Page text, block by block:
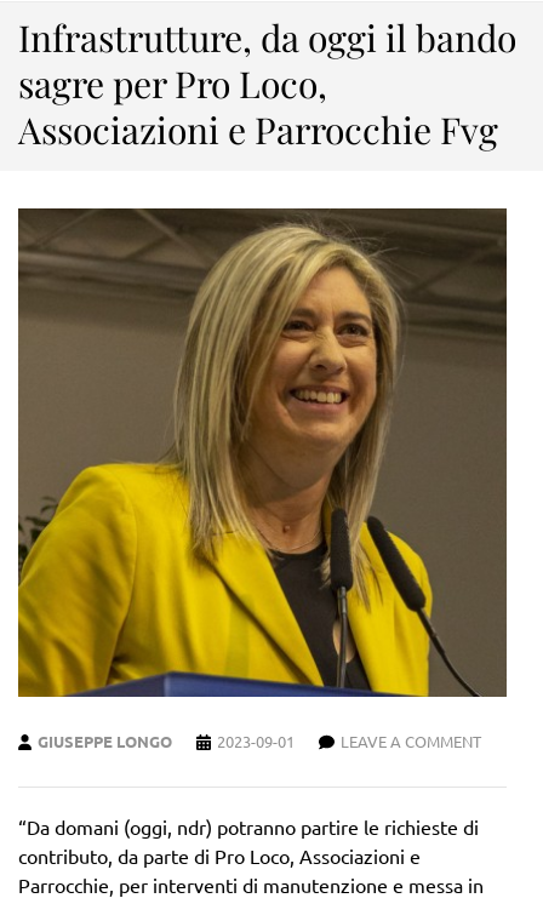
Infrastrutture, da oggi il bando
sagre per Pro Loco,
Associazioni e Parrocchie Fvg
GIUSEPPE LONGO 2023-09-01 LEAVE A COMMENT
“Da domani (oggi, ndr) potranno partire le richieste di
contributo, da parte di Pro Loco, Associazioni e
Parrocchie, per interventi di manutenzione e messa in